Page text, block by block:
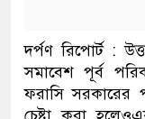
দর্পণ রিপোর্ট :
সমাবেশ পূর্ব
ফরাসি সরকারের